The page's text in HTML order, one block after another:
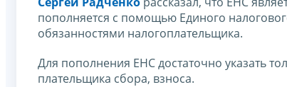
пополняется с помощью Единого
обязанностями налогоплательщика.
Для пополнения ЕНС достаточно указать
плательщика сбора, взноса.